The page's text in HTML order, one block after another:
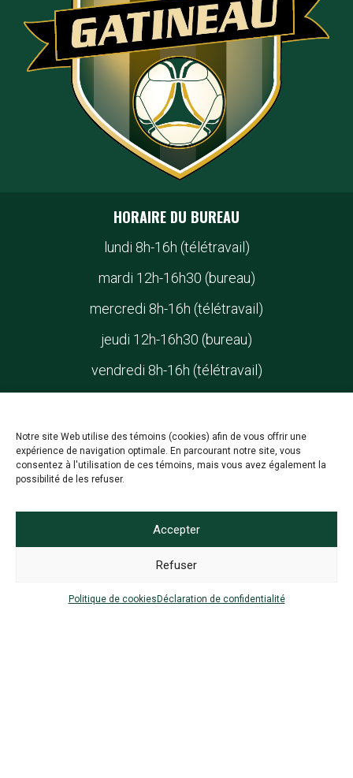
Notre site Web utilise des témoins (cookies) afin de vous offrir une
expérience de navigation optimale. En parcourant notre site, vous
consentez à l'utilisation de ces témoins, mais vous avez également la
possibilité de les refuser.
Accepter
Refuser
Politique de cookies Déclaration de confidentialité
lundi 8h-16h (télétravail)
mardi 12h-16h30 (bureau)
mercredi 8h-16h (télétravail)
jeudi 12h-16h30 (bureau)
vendredi 8h-16h (télétravail)
Le bureau est ouvert les mardis et jeudis. Vous pouvez
continuer de nous contacter par courriel pour toute
70, Boul. St-Joseph (centre communautaire. Yvon
Grégoire)
GATINEAU, SECTEUR HULL
SUIVEZ-NOUS
Réalisation :studio créatif Coloc